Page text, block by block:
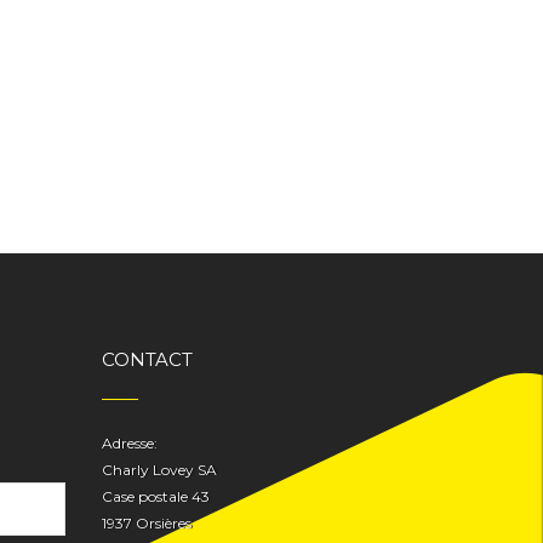
CONTACT
Adresse:
Charly Lovey SA
Case postale 43
1937 Orsières